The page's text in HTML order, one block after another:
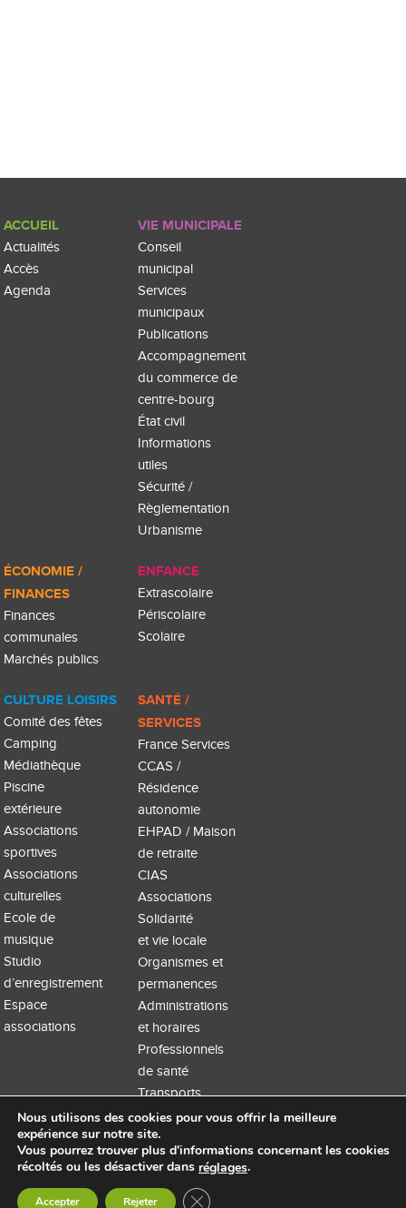
ACCUEIL
Actualités
Accès
Agenda
VIE MUNICIPALE
Conseil
municipal
Services
municipaux
Publications
Accompagnement
du commerce de
centre-bourg
État civil
Informations
utiles
Sécurité /
Règlementation
Urbanisme
ÉCONOMIE /
FINANCES
Finances
communales
Marchés publics
ENFANCE
Extrascolaire
Périscolaire
Scolaire
CULTURE LOISIRS
Comité des fêtes
Camping
Médiathèque
Piscine
extérieure
Associations
sportives
Associations
culturelles
Ecole de
musique
Studio
d’enregistrement
Espace
associations
SANTÉ /
SERVICES
France Services
CCAS /
Résidence
autonomie
EHPAD / Maison
de retraite
CIAS
Associations
Solidarité
et vie locale
Organismes et
permanences
Administrations
et horaires
Professionnels
de santé
Transports
Accueil Extranet Mentions légales
Site WordPress par Nouvel oeil
Nous utilisons des cookies pour vous offrir la meilleure
expérience sur notre site.
Vous pourrez trouver plus d'informations concernant les cookies
récoltés ou les désactiver dans réglages.
Accepter Rejeter Fermer la bannière des cookies